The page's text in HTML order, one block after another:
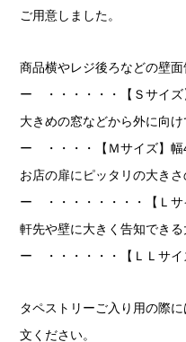
ご用意しました。
商品横やレジ後ろなどの壁
ー ・・・・・・【Ｓサイズ
大きめの窓などから外に向
ー ・・・・【Ｍサイズ】幅
お店の扉にピッタリの大きさ
ー ・・・・・・・・【Ｌサ
軒先や壁に大きく告知でき
ー ・・・・・・【ＬＬサイ
タペストリーご入り用の際
文ください。